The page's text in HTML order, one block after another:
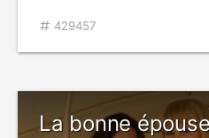
429457
La bonne